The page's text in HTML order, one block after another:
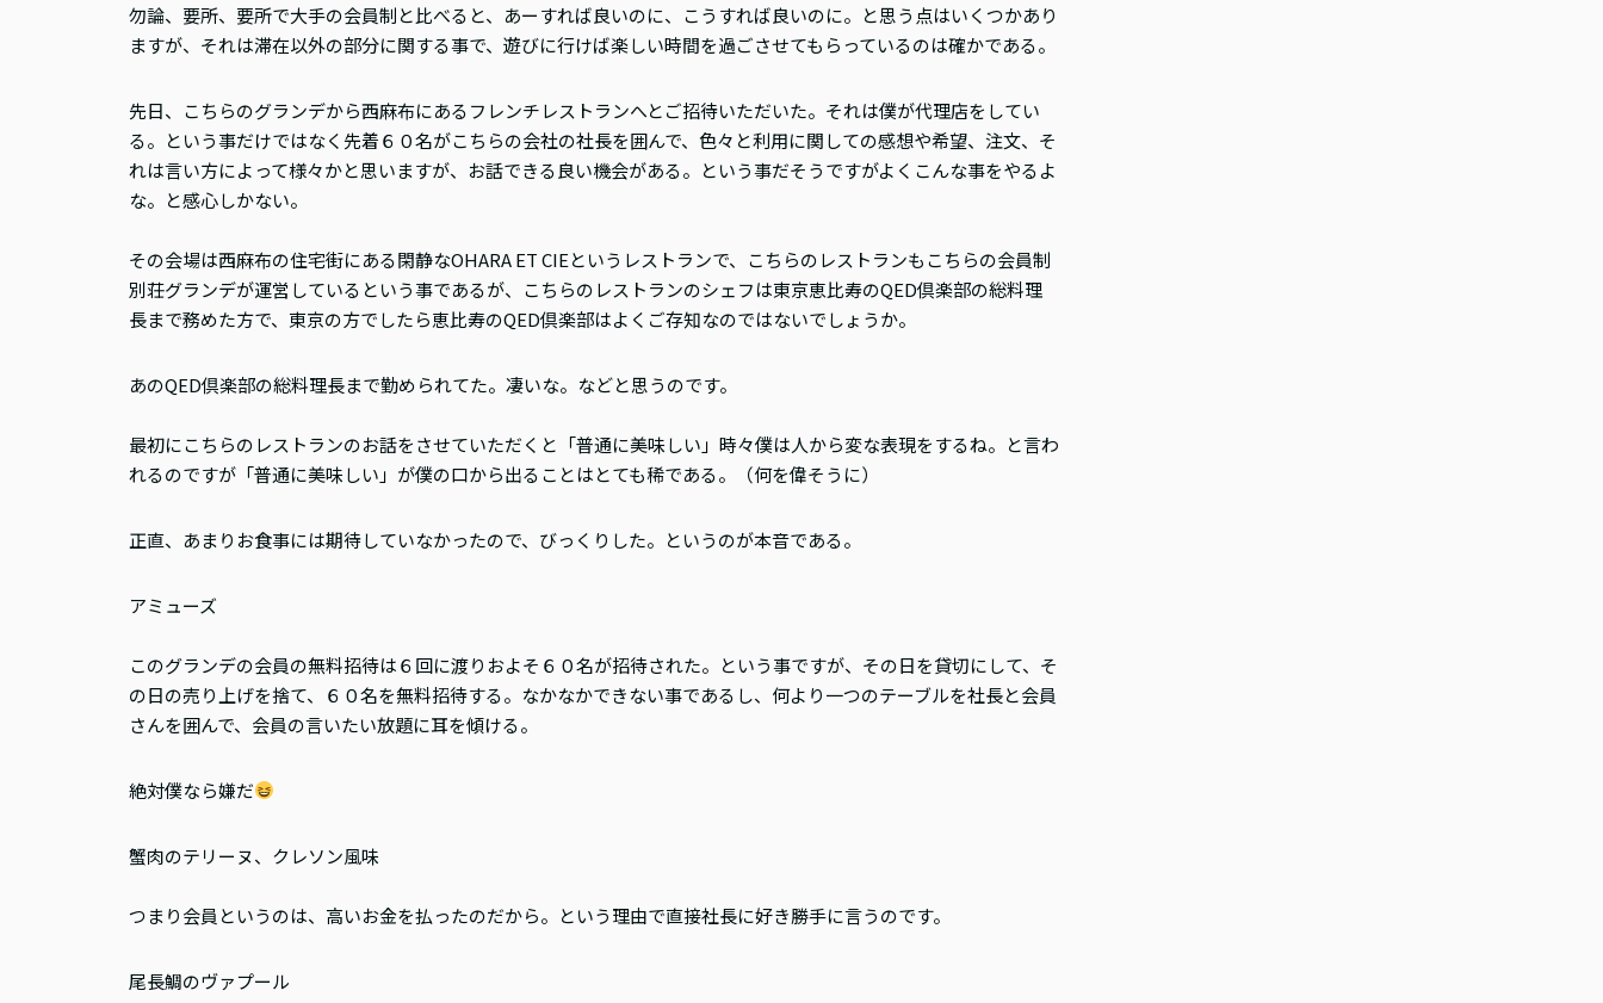
勿論、要所、要所で大手の会員制と比べると、あーすれば良いのに、こうすれば良いのに。と思う点はいくつかあり
ますが、それは滞在以外の部分に関する事で、遊びに行けば楽しい時間を過ごさせてもらっているのは確かである。
先日、こちらのグランデから西麻布にあるフレンチレストランへとご招待いただいた。それは僕が代理店をしてい
る。という事だけではなく先着６０名がこちらの会社の社長を囲んで、色々と利用に関しての感想や希望、注文、そ
れは言い方によって様々かと思いますが、お話できる良い機会がある。という事だそうですがよくこんな事をやるよ
な。と感心しかない。
その会場は西麻布の住宅街にある閑静なOHARA ET CIEというレストランで、こちらのレストランもこちらの会員制
別荘グランデが運営しているという事であるが、こちらのレストランのシェフは東京恵比寿のQED倶楽部の総料理
長まで務めた方で、東京の方でしたら恵比寿のQED倶楽部はよくご存知なのではないでしょうか。
あのQED倶楽部の総料理長まで勤められてた。凄いな。などと思うのです。
最初にこちらのレストランのお話をさせていただくと「普通に美味しい」時々僕は人から変な表現をするね。と言わ
れるのですが「普通に美味しい」が僕の口から出ることはとても稀である。（何を偉そうに）
正直、あまりお食事には期待していなかったので、びっくりした。というのが本音である。
アミューズ
このグランデの会員の無料招待は６回に渡りおよそ６０名が招待された。という事ですが、その日を貸切にして、そ
の日の売り上げを捨て、６０名を無料招待する。なかなかできない事であるし、何より一つのテーブルを社長と会員
さんを囲んで、会員の言いたい放題に耳を傾ける。
絶対僕なら嫌だ
蟹肉のテリーヌ、クレソン風味
つまり会員というのは、高いお金を払ったのだから。という理由で直接社長に好き勝手に言うのです。
尾長鯛のヴァプール